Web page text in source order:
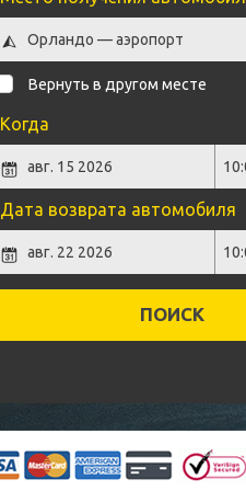
Вернуть в другом месте
Когда
Дата возврата автомобиля
ПОИСК